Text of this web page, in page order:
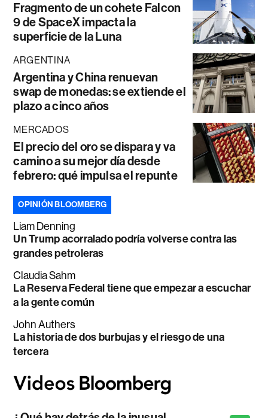
Fragmento de un cohete Falcon
9 de SpaceX impacta la
superficie de la Luna
ARGENTINA
Argentina y China renuevan
swap de monedas: se extiende el
plazo a cinco años
MERCADOS
El precio del oro se dispara y va
camino a su mejor día desde
febrero: qué impulsa el repunte
OPINIÓN BLOOMBERG
Liam Denning
Un Trump acorralado podría volverse contra las
grandes petroleras
Claudia Sahm
La Reserva Federal tiene que empezar a escuchar
a la gente común
John Authers
La historia de dos burbujas y el riesgo de una
tercera